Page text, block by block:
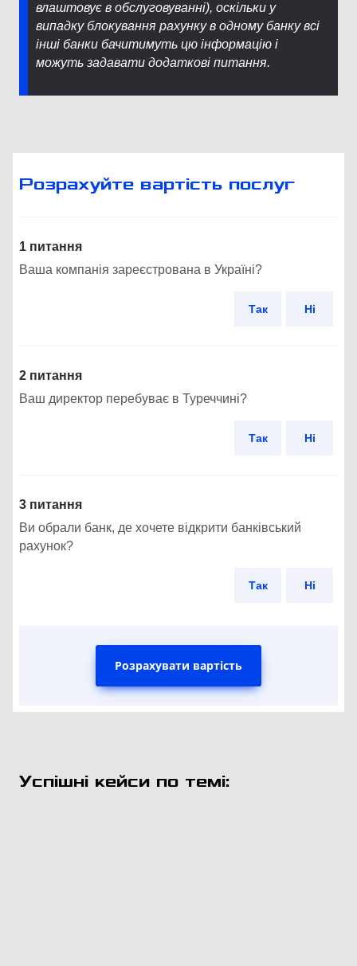
влаштовує в обслуговуванні), оскільки у
випадку блокування рахунку в одному банку всі
інші банки бачитимуть цю інформацію і
можуть задавати додаткові питання.
Розрахуйте вартість послуг
1 питання
Ваша компанія зареєстрована в Україні?
Так Ні
2 питання
Ваш директор перебуває в Туреччині?
Так Ні
3 питання
Ви обрали банк, де хочете відкрити банківський
рахунок?
Так Ні
Розрахувати вартість
Успішні кейси по темі: